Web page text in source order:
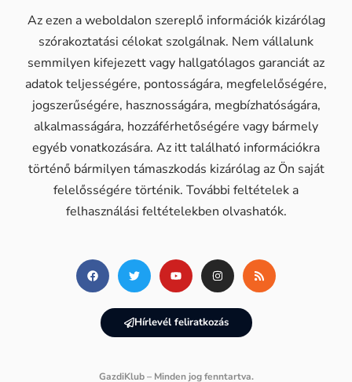
Az ezen a weboldalon szereplő információk kizárólag
szórakoztatási célokat szolgálnak. Nem vállalunk
semmilyen kifejezett vagy hallgatólagos garanciát az
adatok teljességére, pontosságára, megfelelőségére,
jogszerűségére, hasznosságára, megbízhatóságára,
alkalmasságára, hozzáférhetőségére vagy bármely
egyéb vonatkozására. Az itt található információkra
történő bármilyen támaszkodás kizárólag az Ön saját
felelősségére történik. További feltételek a
felhasználási feltételekben olvashatók.
Hírlevél feliratkozás
GazdiKlub – Minden jog fenntartva.